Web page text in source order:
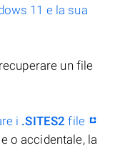
11 e la sua
un file
i .SITES2 file
o accidentale, la